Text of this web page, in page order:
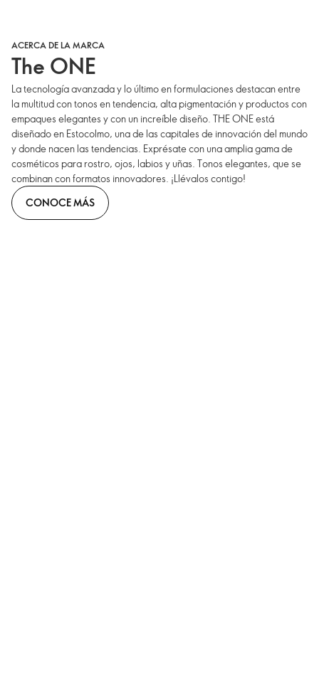
ACERCA DE LA MARCA
The ONE
La tecnología avanzada y lo último en formulaciones destacan entre
la multitud con tonos en tendencia, alta pigmentación y productos con
empaques elegantes y con un increíble diseño. THE ONE está
diseñado en Estocolmo, una de las capitales de innovación del mundo
y donde nacen las tendencias. Exprésate con una amplia gama de
cosméticos para rostro, ojos, labios y uñas. Tonos elegantes, que se
combinan con formatos innovadores. ¡Llévalos contigo!
CONOCE MÁS